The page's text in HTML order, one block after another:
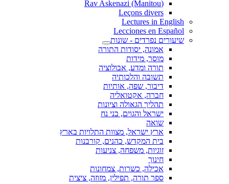
(Rav Askenazi (Manitou
Leçons divers
Lectures in English
Lecciones en Español
שיעורים נפרדים - שונות
אמונה, יסודות התורה
מוסר, מידות
תורה ומדע, אבולוציה
תשובה והלכותיה
דיבור, שפה, אותיות
חברה, אקטואליה
תהליך הגאולה וציונות
ישראל והגוים, בני נח
שואה
ארץ ישראל, מצוות התלויות בארץ
בית המקדש, כהנים, קורבנות
זוגיות, משפחה, צניעות
חינוך
אכילה, כשרות, צמחונות
ספר תורה, תפילין, מזוזה, ציצית